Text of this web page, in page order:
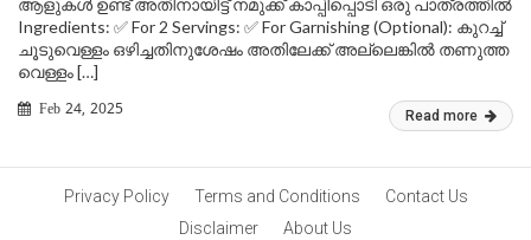
Ingredients: ✅ For 2 Servings: ✅ For Garnishing (Optional): കുറച്ച്
ചൂടുവെള്ളം ഒഴിച്ചതിനുശേഷം അതിലേക്ക് അല്ലെങ്കിൽ തണുത്ത
വെള്ളം […]
Feb 24, 2025 Read more
Privacy Policy Terms and Conditions
Contact Us
Disclaimer
About Us